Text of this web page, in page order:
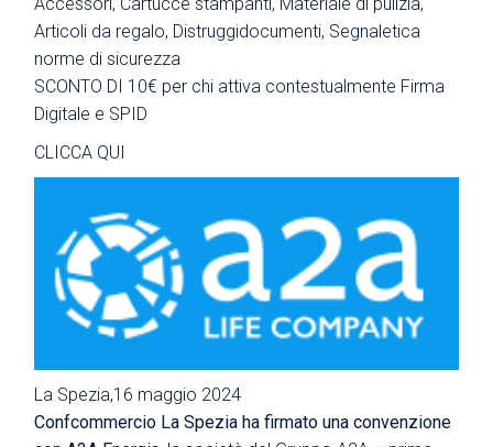
Articoli da regalo, Distruggidocumenti, Segnaletica
norme di sicurezza
SCONTO DI 10€ per chi attiva contestualmente Firma
Digitale e SPID
CLICCA QUI
La Spezia,16 maggio 2024
Confcommercio La Spezia ha firmato una convenzione